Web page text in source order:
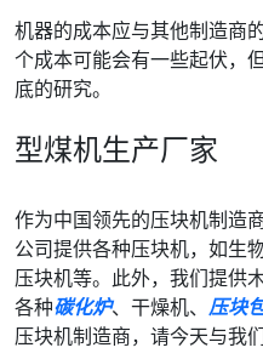
机器的成本应与其他制造商
个成本可能会有一些起伏，
底的研究。
型煤机生产厂家
作为中国领先的压块机制造
公司提供各种压块机，如生
压块机等。此外，我们提供
各种碳化炉、干燥机、 压块
压块机制造商，请今天与我们